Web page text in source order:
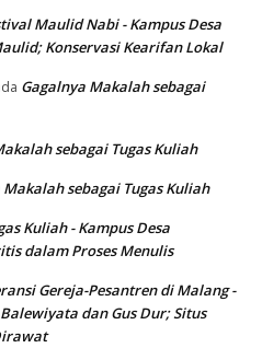
Maulid Nabi - Kampus Desa
Konservasi Kearifan Lokal
Gagalnya Makalah sebagai
sebagai Tugas Kuliah
Makalah sebagai Tugas Kuliah
Kuliah - Kampus Desa
dalam Proses Menulis
Gereja-Pesantren di Malang -
Balewiyata dan Gus Dur; Situs